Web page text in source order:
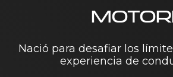
Nació para desafiar los
experiencia de